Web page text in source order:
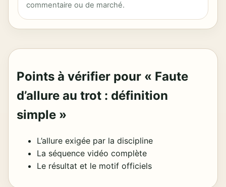
commentaire ou de marché.
Points à vérifier pour « Faute
d’allure au trot : définition
simple »
L’allure exigée par la discipline
La séquence vidéo complète
Le résultat et le motif officiels